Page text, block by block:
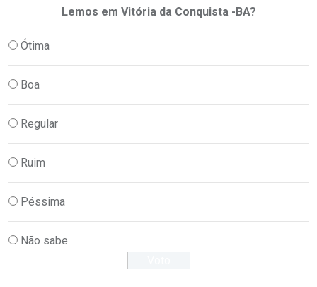
Lemos em Vitória da Conquista -BA?
Ótima
Boa
Regular
Ruim
Péssima
Não sabe